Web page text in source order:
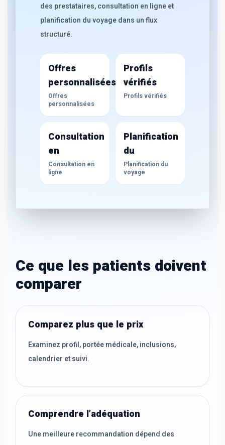
des prestataires, consultation en ligne et
planification du voyage dans un flux
structuré.
Offres
personnalisées
Offres
personnalisées
Profils
vérifiés
Profils vérifiés
Consultation
en
Consultation en
ligne
Planification
du
Planification du
voyage
Ce que les patients doivent
comparer
Comparez plus que le prix
Examinez profil, portée médicale, inclusions,
calendrier et suivi.
Comprendre l’adéquation
Une meilleure recommandation dépend des